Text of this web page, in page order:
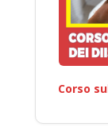
Corso